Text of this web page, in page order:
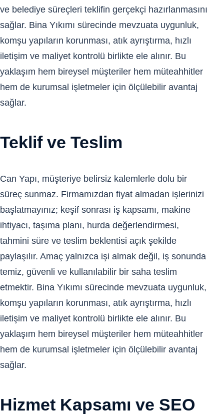
ve belediye süreçleri teklifin gerçekçi hazırlanmasını
sağlar. Bina Yıkımı sürecinde mevzuata uygunluk,
komşu yapıların korunması, atık ayrıştırma, hızlı
iletişim ve maliyet kontrolü birlikte ele alınır. Bu
yaklaşım hem bireysel müşteriler hem müteahhitler
hem de kurumsal işletmeler için ölçülebilir avantaj
sağlar.
Teklif ve Teslim
Can Yapı, müşteriye belirsiz kalemlerle dolu bir
süreç sunmaz. Firmamızdan fiyat almadan işlerinizi
başlatmayınız; keşif sonrası iş kapsamı, makine
ihtiyacı, taşıma planı, hurda değerlendirmesi,
tahmini süre ve teslim beklentisi açık şekilde
paylaşılır. Amaç yalnızca işi almak değil, iş sonunda
temiz, güvenli ve kullanılabilir bir saha teslim
etmektir. Bina Yıkımı sürecinde mevzuata uygunluk,
komşu yapıların korunması, atık ayrıştırma, hızlı
iletişim ve maliyet kontrolü birlikte ele alınır. Bu
yaklaşım hem bireysel müşteriler hem müteahhitler
hem de kurumsal işletmeler için ölçülebilir avantaj
sağlar.
Hizmet Kapsamı ve SEO